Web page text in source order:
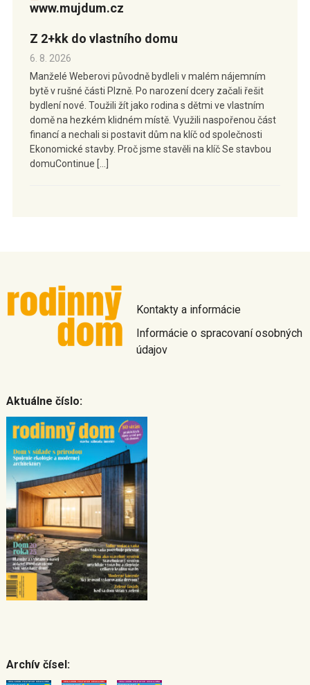
www.mujdum.cz
Z 2+kk do vlastního domu
6. 8. 2026
Manželé Weberovi původně bydleli v malém nájemním
bytě v rušné části Plzně. Po narození dcery začali řešit
bydlení nové. Toužili žít jako rodina s dětmi ve vlastním
domě na hezkém klidném místě. Využili naspořenou část
financí a nechali si postavit dům na klíč od společnosti
Ekonomické stavby. Proč jsme stavěli na klíč Se stavbou
domuContinue […]
Kontakty a informácie
Informácie o spracovaní osobných
údajov
Aktuálne číslo:
Archív čísel: